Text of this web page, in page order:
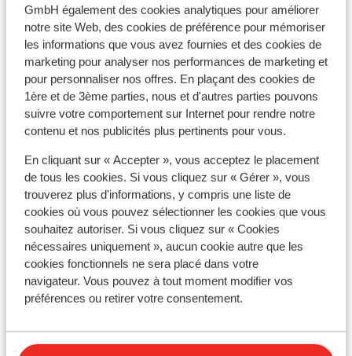
GmbH également des cookies analytiques pour améliorer
notre site Web, des cookies de préférence pour mémoriser
les informations que vous avez fournies et des cookies de
marketing pour analyser nos performances de marketing et
pour personnaliser nos offres. En plaçant des cookies de
1ère et de 3ème parties, nous et d'autres parties pouvons
suivre votre comportement sur Internet pour rendre notre
contenu et nos publicités plus pertinents pour vous.
En cliquant sur « Accepter », vous acceptez le placement
de tous les cookies. Si vous cliquez sur « Gérer », vous
trouverez plus d'informations, y compris une liste de
cookies où vous pouvez sélectionner les cookies que vous
souhaitez autoriser. Si vous cliquez sur « Cookies
nécessaires uniquement », aucun cookie autre que les
cookies fonctionnels ne sera placé dans votre
navigateur. Vous pouvez à tout moment modifier vos
préférences ou retirer votre consentement.
Afficher sur la carte
À proximité
Séparé de la plage par le boulevard
Distance de la plage environ 50 mètres (plage de
sable, transats (payant) , parasols (payant) )
Distance de l'aéroport environ 6 kilomètres
Distance jusqu'à l'arrêt de bus environ 20 mètres
Distance jusqu'au distributeur d'argent environ
100 mètres
mètres
Distance à la supérette la plus proche environ 50